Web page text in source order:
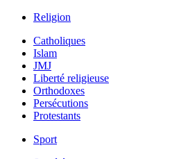
Religion
Catholiques
Islam
JMJ
Liberté religieuse
Orthodoxes
Persécutions
Protestants
Sport